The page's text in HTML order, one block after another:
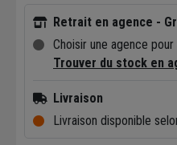
Retrait en agence -
Choisir une agence
Trouver du stock en
Livraison
Livraison disponible